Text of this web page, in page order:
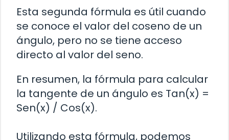
Esta segunda fórmula es útil cuando
se conoce el valor del coseno de un
ángulo, pero no se tiene acceso
directo al valor del seno.
En resumen, la fórmula para calcular
la tangente de un ángulo es Tan(x) =
Sen(x) / Cos(x).
Utilizando esta fórmula, podemos